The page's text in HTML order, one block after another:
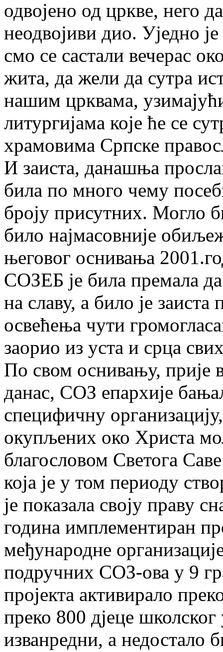
одвојено од цркве, него
неодвојиви дио. Уједно
смо се састали вечерас
жита, да жели да сутра
нашим црквама,
литургијама које ће се
храмовима Српске
И заиста, данашња
била по много чему
броју присутних. Могло
било најмасовније
његовог оснивања
СОЗЕБ је била премала
на славу, а било је
освећења чути
заорио из уста и срца
По свом оснивању, прије
данас, СОЗ епархије
специфичну
окупљених око Христа
благословом Светога
која је у том периоду
је показала своју праву
година имплементиран
међународне
подручних СОЗ-ова у 9
пројекта активирало
преко 800 дјеце школског
изванредни, а недостало